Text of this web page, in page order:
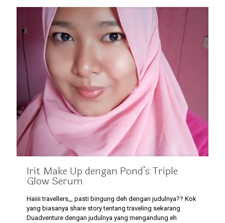
Irit Make Up dengan Pond’s Triple
Glow Serum
Haiiii travellers,,, pasti bingung deh dengan judulnya?? Kok
yang biasanya share story tentang traveling sekarang
Duadventure dengan judulnya yang mengandung eh